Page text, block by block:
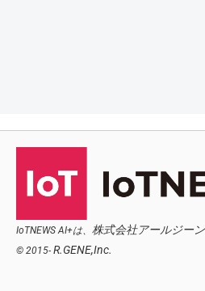
IoTNEWS AI+は、 株式会社アールジーン
© 2015- R.GENE,Inc.